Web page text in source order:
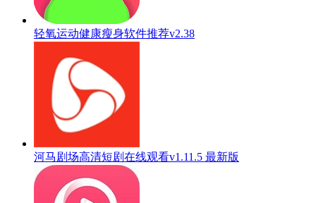
轻氧运动健康瘦身软件推荐v2.38
河马剧场高清短剧在线观看v1.11.5 最新版